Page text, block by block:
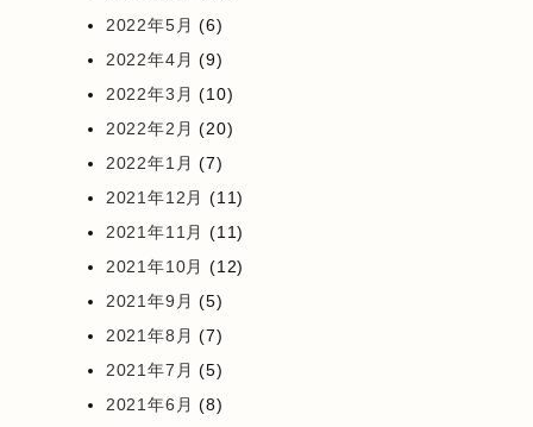
2022年5月 (6)
2022年4月 (9)
2022年3月 (10)
2022年2月 (20)
2022年1月 (7)
2021年12月 (11)
2021年11月 (11)
2021年10月 (12)
2021年9月 (5)
2021年8月 (7)
2021年7月 (5)
2021年6月 (8)